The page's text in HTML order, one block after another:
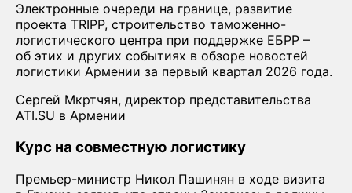
Электронные очереди на границе, развитие
проекта TRIPP, строительство таможенно-
логистического центра при поддержке ЕБРР –
об этих и других событиях в обзоре новостей
логистики Армении за первый квартал 2026 года.
Сергей Мкртчян, директор представительства
ATI.SU в Армении
Курс на совместную логистику
Премьер-министр Никол Пашинян в ходе визита